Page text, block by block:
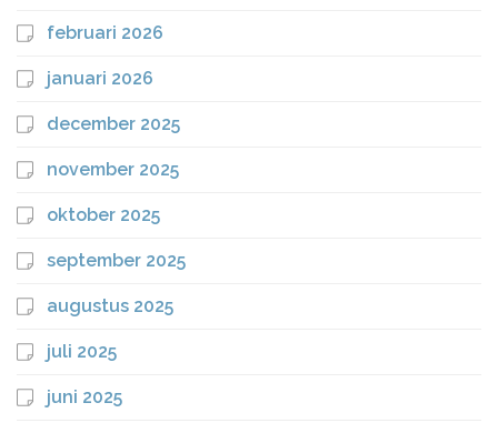
februari 2026
januari 2026
december 2025
november 2025
oktober 2025
september 2025
augustus 2025
juli 2025
juni 2025